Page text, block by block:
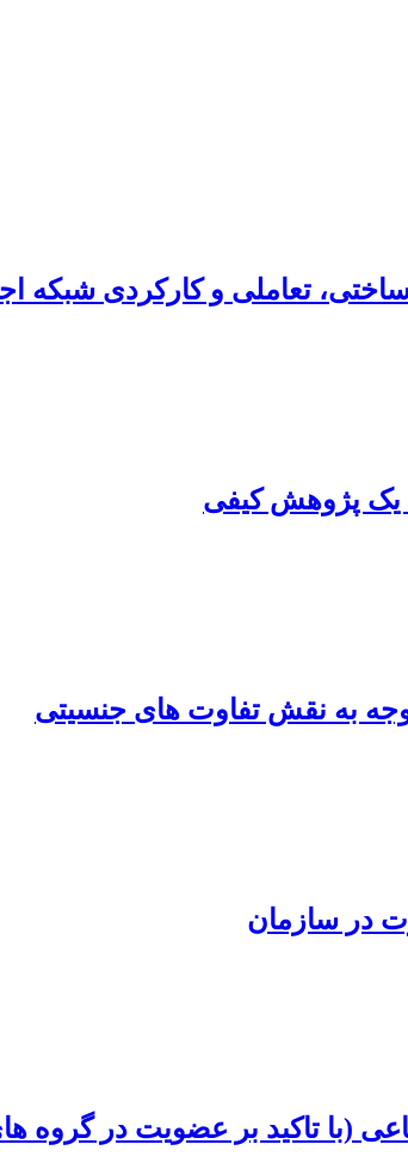
تعاملی و کارکردی شبکه
یک پژوهش کیفی
به نقش تفاوت های جنسیتی
در سازمان
(با تاکید بر عضویت در